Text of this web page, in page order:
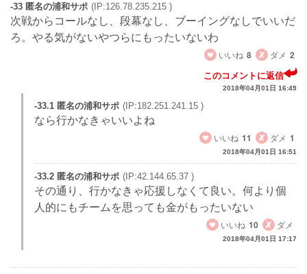
-33 匿名の浦和サポ (IP:126.78.235.215 )
次戦からコールなし、段幕なし、ブーイングなしでいいだ
ろ。やる気がないやつらにもったいないわ
いいね 8 ダメ 2
このコメントに返信
2018年04月01日 16:49
-33.1 匿名の浦和サポ (IP:182.251.241.15 )
なら行かなきゃいいよね
いいね 11 ダメ 1
2018年04月01日 16:51
-33.2 匿名の浦和サポ (IP:42.144.65.37 )
その通り、行かなきゃ応援しなくて良い。何より個
人的にもチームを思っても金がもったいない
いいね 10 ダメ
2018年04月01日 17:17